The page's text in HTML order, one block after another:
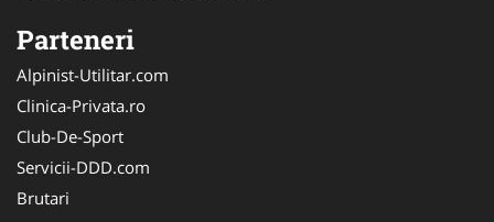
Parteneri
Alpinist-Utilitar.com
Clinica-Privata.ro
Club-De-Sport
Servicii-DDD.com
Brutari